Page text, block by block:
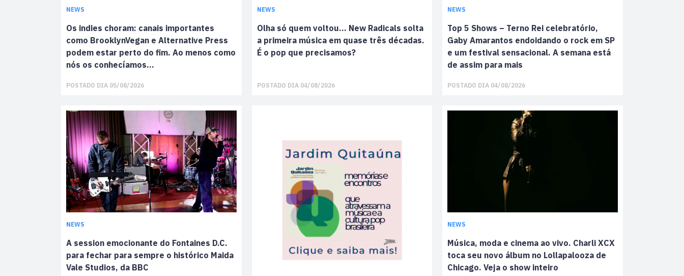
NEWS
Os indies choram: canais importantes
como BrooklynVegan e Alternative Press
podem estar perto do fim. Ao menos como
nós os conhecíamos…
POSTADO DIA 05/08/2026
NEWS
Olha só quem voltou… New Radicals solta
a primeira música em quase três décadas.
É o pop que precisamos?
POSTADO DIA 04/08/2026
NEWS
Top 5 Shows – Terno Rei celebratório,
Gaby Amarantos endoidando o rock em SP
e um festival sensacional. A semana está
de assim para mais
POSTADO DIA 04/08/2026
NEWS
A session emocionante do Fontaines D.C.
para fechar para sempre o histórico Maida
Vale Studios, da BBC
NEWS
Música, moda e cinema ao vivo. Charli XCX
toca seu novo álbum no Lollapalooza de
Chicago. Veja o show inteiro